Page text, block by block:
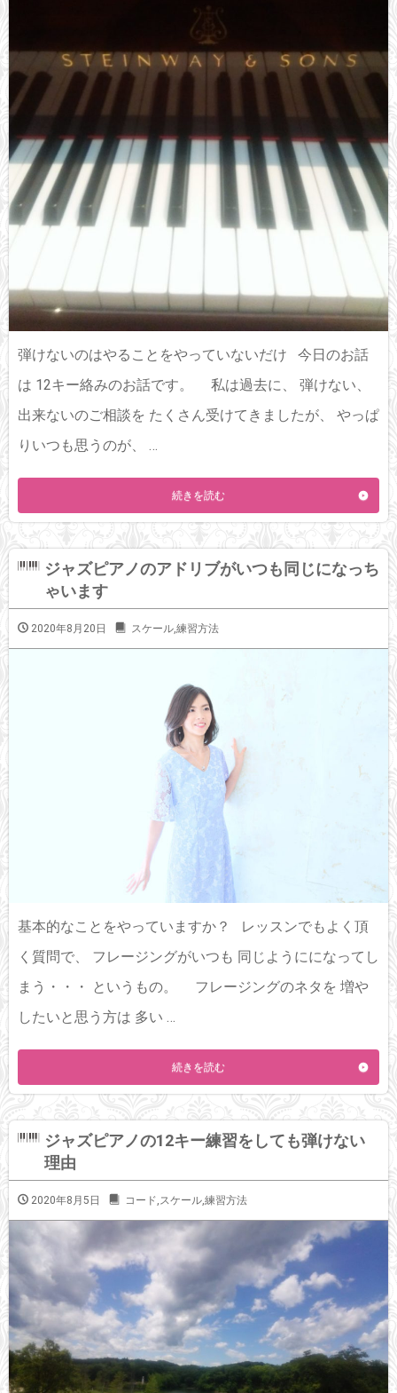
弾けないのはやることをやっていないだけ 今日のお話
は 12キー絡みのお話です。 私は過去に、 弾けない、
出来ないのご相談を たくさん受けてきましたが、 やっぱ
りいつも思うのが、 …
続きを読む
ジャズピアノのアドリブがいつも同じになっち
ゃいます
2020年8月20日 スケール,練習方法
基本的なことをやっていますか？ レッスンでもよく頂
く質問で、 フレージングがいつも 同じようにになってし
まう・・・ というもの。 フレージングのネタを 増や
したいと思う方は 多い …
続きを読む
ジャズピアノの12キー練習をしても弾けない
理由
2020年8月5日 コード,スケール,練習方法